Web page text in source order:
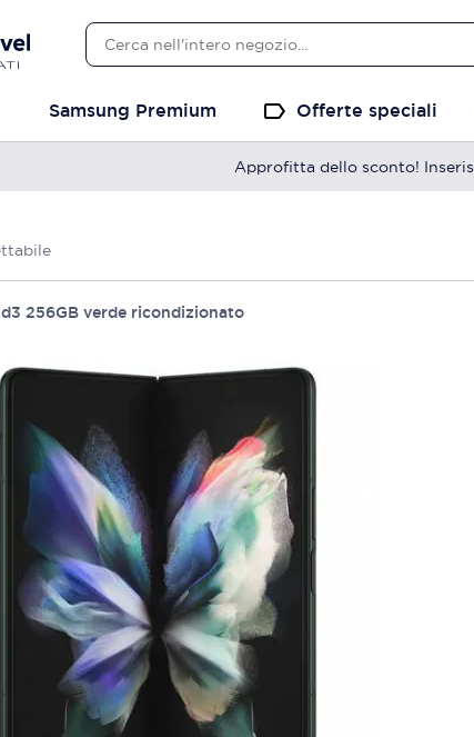
Samsung Premium Offerte speciali
Approfitta dello sconto!
256GB verde ricondizionato